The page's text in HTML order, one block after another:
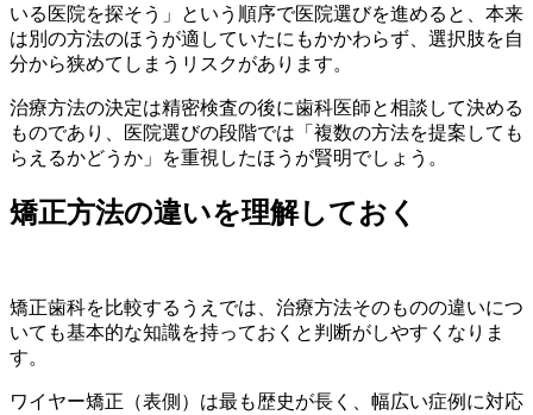
いる医院を探そう」という順序で医院選びを進めると、本来
は別の方法のほうが適していたにもかかわらず、選択肢を自
分から狭めてしまうリスクがあります。
治療方法の決定は精密検査の後に歯科医師と相談して決める
ものであり、医院選びの段階では「複数の方法を提案しても
らえるかどうか」を重視したほうが賢明でしょう。
矯正方法の違いを理解しておく
矯正歯科を比較するうえでは、治療方法そのものの違いにつ
いても基本的な知識を持っておくと判断がしやすくなりま
す。
ワイヤー矯正（表側）は最も歴史が長く、幅広い症例に対応